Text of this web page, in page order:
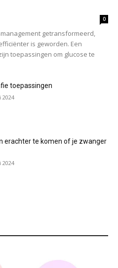
0
getransformeerd,
is geworden. Een
toepassingen om glucose te
toepassingen
2024
erachter te komen of je zwanger
2024